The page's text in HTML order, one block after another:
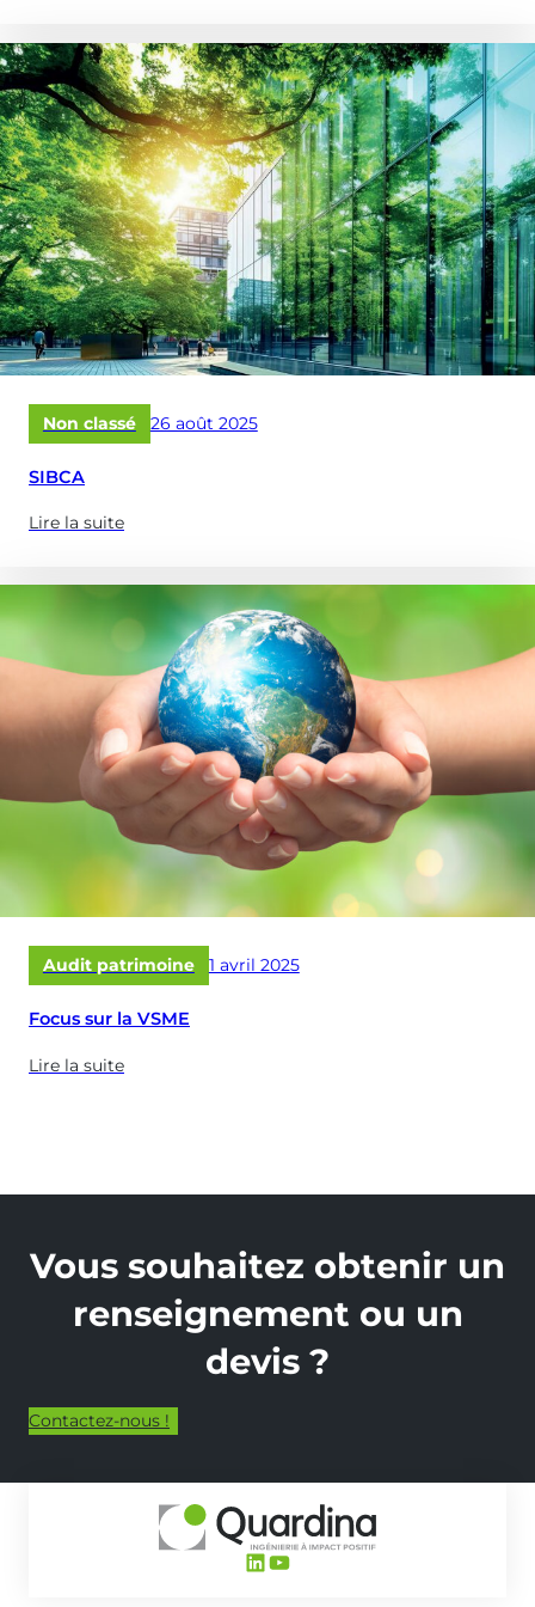
de
:
Replays
de
nos
webinaires
–
Octobre
2025)
Non classé
Publié
le
26 août 2025
SIBCA
Lire la suite
(à
de
:
Audit patrimoine
Publié
le
1 avril 2025
Focus sur la VSME
Lire la suite
(à
VSME)
Vous souhaitez obtenir un
renseignement ou un
devis ?
Contactez-nous !
LinkedIn
YouTube